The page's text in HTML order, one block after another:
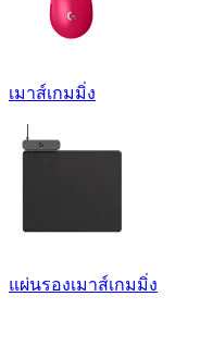
เมาส์เกมมิ่ง
แผ่นรองเมาส์เกมมิ่ง